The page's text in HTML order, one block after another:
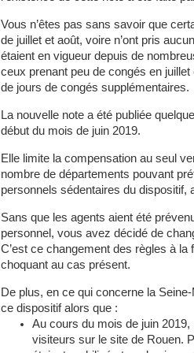
Vous n’êtes pas sans savoir que
de juillet et août, voire n’ont pris
étaient en vigueur depuis de
ceux prenant peu de congés en
de jours de congés supplémentaires.
La nouvelle note a été publiée
début du mois de juin 2019.
Elle limite la compensation au seul
nombre de départements pouvant
personnels sédentaires du dispositif,
Sans que les agents aient été
personnel, vous avez décidé de
C’est ce changement des règles à la
choquant au cas présent.
De plus, en ce qui concerne la
ce dispositif alors que :
Au cours du mois de juin
visiteurs sur le site de Rouen.